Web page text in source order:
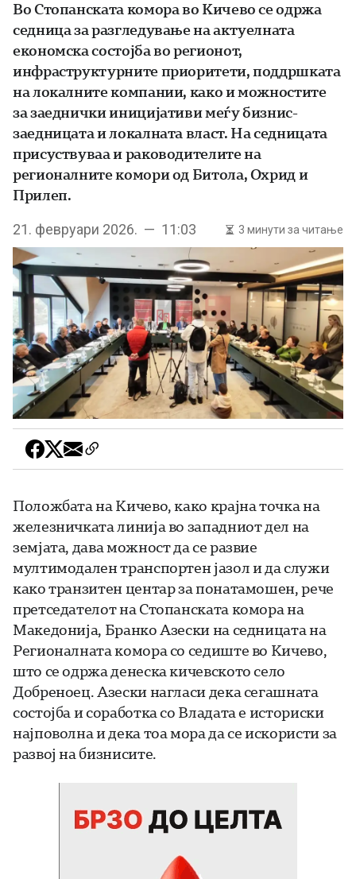
Во Стопанската комора во Кичево се одржа
седница за разгледување на актуелната
економска состојба во регионот,
инфраструктурните приоритети, поддршката
на локалните компании, како и можностите
за заеднички иницијативи меѓу бизнис-
заедницата и локалната власт. На седницата
присуствуваа и раководителите на
регионалните комори од Битола, Охрид и
Прилеп.
21. февруари 2026. — 11:03 3 минути за читање
Положбата на Кичево, како крајна точка на
железничката линија во западниот дел на
земјата, дава можност да се развие
мултимодален транспортен јазол и да служи
како транзитен центар за понатамошен, рече
претседателот на Стопанската комора на
Македонија, Бранко Азески на седницата на
Регионалната комора со седиште во Кичево,
што се одржа денеска кичевското село
Добреноец. Азески нагласи дека сегашната
состојба и соработка со Владата е историски
најповолна и дека тоа мора да се искористи за
развој на бизнисите.